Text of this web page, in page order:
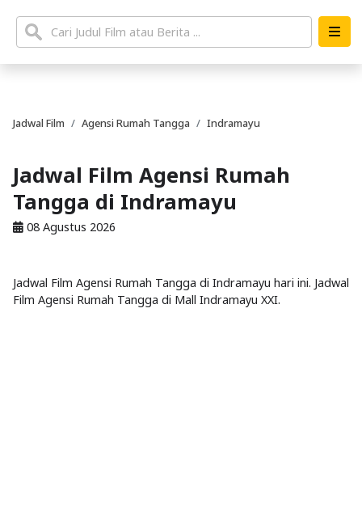
Jadwal Film Agensi Rumah Tangga Indramayu
Jadwal Film Agensi Rumah
Tangga di Indramayu
08 Agustus 2026
Jadwal Film Agensi Rumah Tangga di Indramayu hari ini. Jadwal
Film Agensi Rumah Tangga di Mall Indramayu XXI.